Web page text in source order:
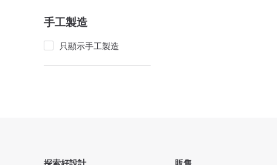
手工製造
只顯示手工製造
探索好設計 販售